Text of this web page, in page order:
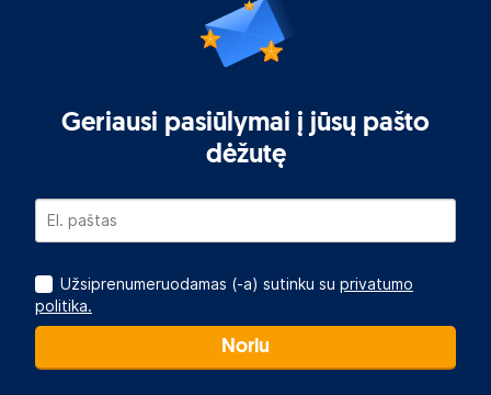
Geriausi pasiūlymai į jūsų pašto
dėžutę
Užsiprenumeruodamas (-a) sutinku su privatumo
politika.
Noriu